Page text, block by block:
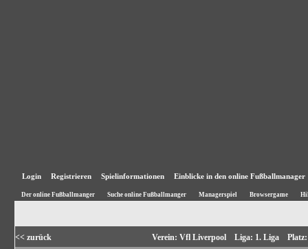
Login Registrieren Spielinformationen Einblicke in den online Fußballmanager
Der online Fußballmanger Suche online Fußballmanger Managerspiel Browsergame
<< zurück Verein: Vfl Liverpool Liga: 1. Liga